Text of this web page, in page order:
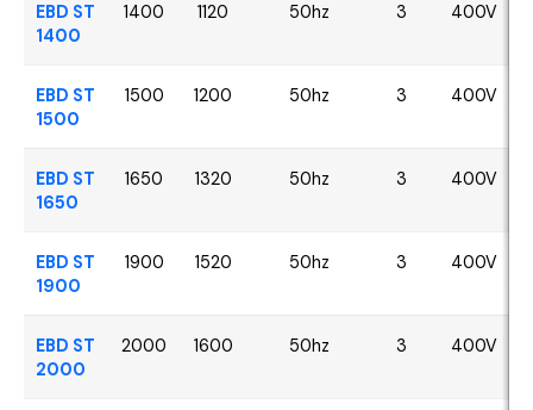
EBD ST
1400
1400 1120 50hz 3 400V
EBD ST
1500
1500 1200 50hz 3 400V
EBD ST
1650
1650 1320 50hz 3 400V
EBD ST
1900
1900 1520 50hz 3 400V
EBD ST
2000
2000 1600 50hz 3 400V